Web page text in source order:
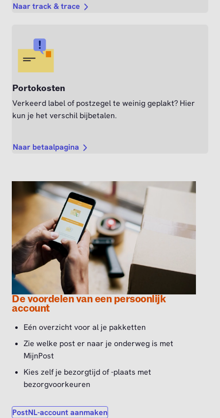
Naar track & trace
Portokosten
Verkeerd label of postzegel te weinig geplakt? Hier
kun je het verschil bijbetalen.
Naar betaalpagina
De voordelen van een persoonlijk
account
Eén overzicht voor al je pakketten
Zie welke post er naar je onderweg is met
MijnPost
Kies zelf je bezorgtijd of -plaats met
bezorgvoorkeuren
PostNL-account aanmaken